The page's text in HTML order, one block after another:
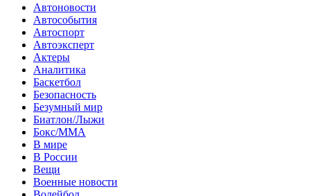
Автоновости
Автособытия
Автоспорт
Автоэксперт
Актеры
Аналитика
Баскетбол
Безопасность
Безумный мир
Биатлон/Лыжи
Бокс/MMA
В мире
В России
Вещи
Военные новости